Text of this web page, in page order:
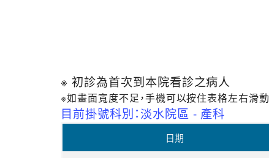
※ 初診為首次到本院看診之病人
※如畫面寬度不足，手機可以按住表格左右滑動
目前掛號科別：淡水院區 - 產科
日期